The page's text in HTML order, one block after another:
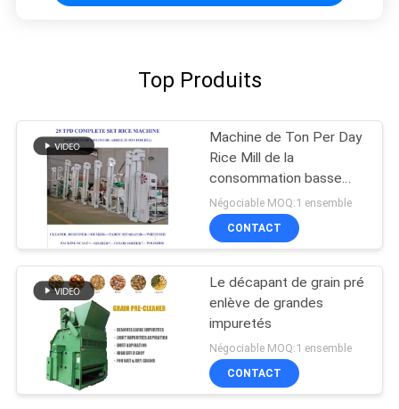
Top Produits
Machine de Ton Per Day
Rice Mill de la
consommation basse
d'énergie 25
complètement
automatique
Négociable MOQ:1 ensemble
CONTACT
Le décapant de grain pré
enlève de grandes
impuretés
Négociable MOQ:1 ensemble
CONTACT